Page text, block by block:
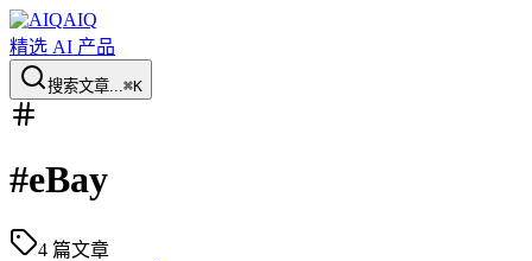
AIQ
精选 AI 产品
搜索文章...⌘K
#eBay
4 篇文章